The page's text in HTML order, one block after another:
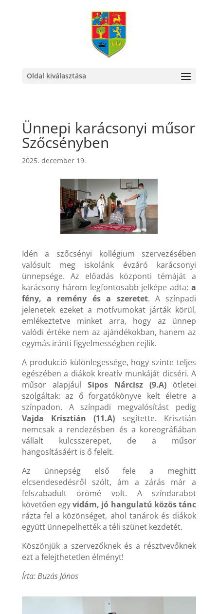
Oldal kiválasztása
Ünnepi karácsonyi műsor
Szőcsényben
2025. december 19.
Idén a szőcsényi kollégium szervezésében
valósult meg iskolánk évzáró karácsonyi
ünnepsége. Az előadás központi témáját a
karácsony három legfontosabb jelképe adta:a
fény, a remény és a szeretet. A színpadi
jelenetek ezeket a motívumokat járták körül,
emlékeztetve minket arra, hogy az ünnep
valódi értéke nem az ajándékokban, hanem az
egymás iránti figyelmességben rejlik.
A produkció különlegessége, hogy szinte teljes
egészében a diákok kreatív munkáját dicséri. A
műsor alapjául Sipos Nárcisz (9.A) ötletei
szolgáltak: az ő forgatókönyve kelt életre a
színpadon. A színpadi megvalósítást pedig
Vajda Krisztián (11.A) segítette. Krisztián
nemcsak a rendezésben és a koreográfiában
vállalt kulcsszerepet, de a műsor
hangosításáért is ő felelt.
Az ünnepség első fele a meghitt
elcsendesedésről szólt, ám a zárás már a
felszabadult örömé volt. A színdarabot
követően egyvidám, jó hangulatú közös tánc
rázta fel a közönséget, ahol tanárok és diákok
együtt ünnepelhették a téli szünet kezdetét.
Köszönjük a szervezőknek és a résztvevőknek
ezt a felejthetetlen élményt!
Írta: Buzás János